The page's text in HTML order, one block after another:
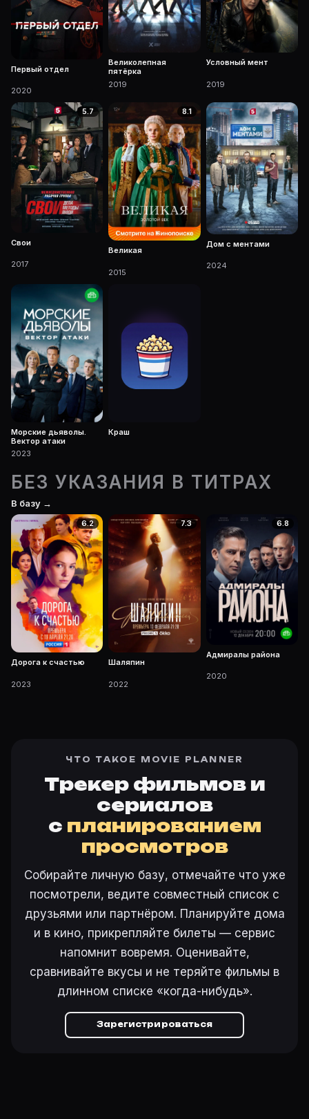
Первый отдел
2020
Великолепная
пятёрка
2019
Условный мент
2019
5.7
Свои
2017
8.1
Великая
2015
Дом с ментами
2024
Морские дьяволы.
Вектор атаки
2023
Краш
БЕЗ УКАЗАНИЯ В ТИТРАХ
В базу →
6.2
Дорога к счастью
2023
7.3
Шаляпин
2022
6.8
Адмиралы района
2020
ЧТО ТАКОЕ MOVIE PLANNER
Трекер фильмов и
сериалов
с планированием
просмотров
Собирайте личную базу, отмечайте что уже
посмотрели, ведите совместный список с
друзьями или партнёром. Планируйте дома
и в кино, прикрепляйте билеты — сервис
напомнит вовремя. Оценивайте,
сравнивайте вкусы и не теряйте фильмы в
длинном списке «когда-нибудь».
Зарегистрироваться